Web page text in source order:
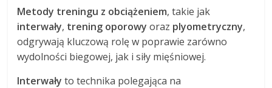
Metody treningu z obciążeniem, takie jak
interwały, trening oporowy oraz plyometryczny,
odgrywają kluczową rolę w poprawie zarówno
wydolności biegowej, jak i siły mięśniowej.
Interwały to technika polegająca na